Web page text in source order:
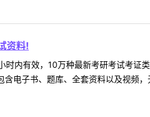
资料!
时内有效，10万种最新考研考试考证
含电子书、题库、全套资料以及视频